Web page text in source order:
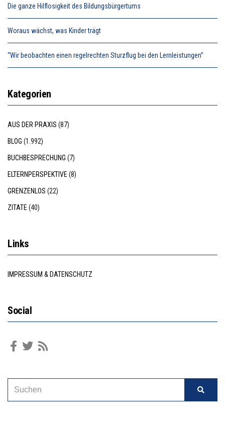
Die ganze Hilflosigkeit des Bildungsbürgertums
Woraus wächst, was Kinder trägt
“Wir beobachten einen regelrechten Sturzflug bei den Lernleistungen”
Kategorien
AUS DER PRAXIS (87)
BLOG (1.992)
BUCHBESPRECHUNG (7)
ELTERNPERSPEKTIVE(8)
GRENZENLOS (22)
ZITATE(40)
Links
IMPRESSUM & DATENSCHUTZ
Social